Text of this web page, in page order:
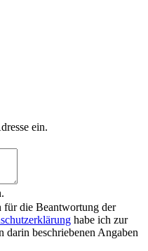
ein.
für die Beantwortung der
habe ich zur
darin beschriebenen Angaben